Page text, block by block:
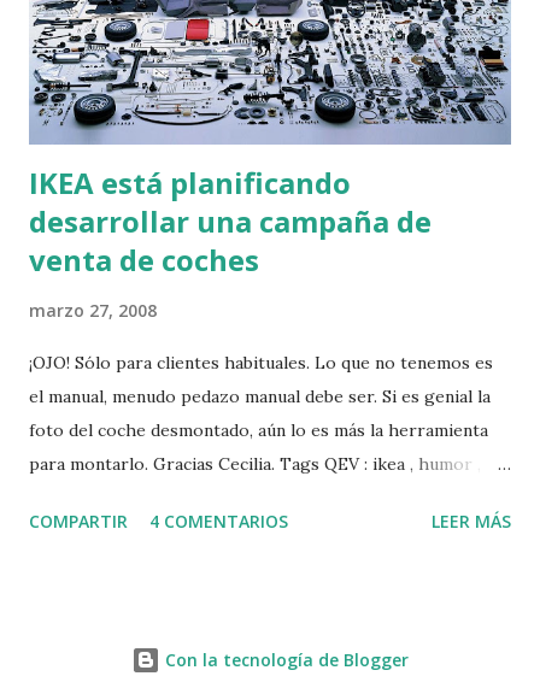
pobreza, austeridad y estricta clausura, se ha convertido, al
parecer, en una verdadera pesadilla. Los medios de
comunicación nacionales hablan de "tensiones, peleas y
agresione...
IKEA está planificando
desarrollar una campaña de
venta de coches
marzo 27, 2008
¡OJO! Sólo para clientes habituales. Lo que no tenemos es
el manual, menudo pedazo manual debe ser. Si es genial la
foto del coche desmontado, aún lo es más la herramienta
para montarlo. Gracias Cecilia. Tags QEV : ikea , humor ,
COMPARTIR 4 COMENTARIOS LEER MÁS
Con la tecnología de Blogger